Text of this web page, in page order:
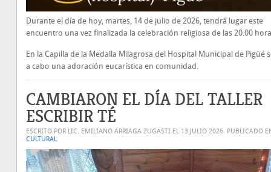
Durante el día de hoy, martes, 14 de julio de 2026, tendrá lugar este
encuentro una vez finalizada la celebración religiosa de las 20.00
En la Capilla de la Medalla Milagrosa del Hospital Municipal de Pigüé
a cabo una adoración eucarística en comunidad.
CAMBIARON EL DÍA DEL TALLER
ESCRIBIR TÉ
ESCRITO POR LIC. EMILIANO ARRIAGA ZUGASTI EL 13 JULIO 2026. PUBLICADO
CULTURAL